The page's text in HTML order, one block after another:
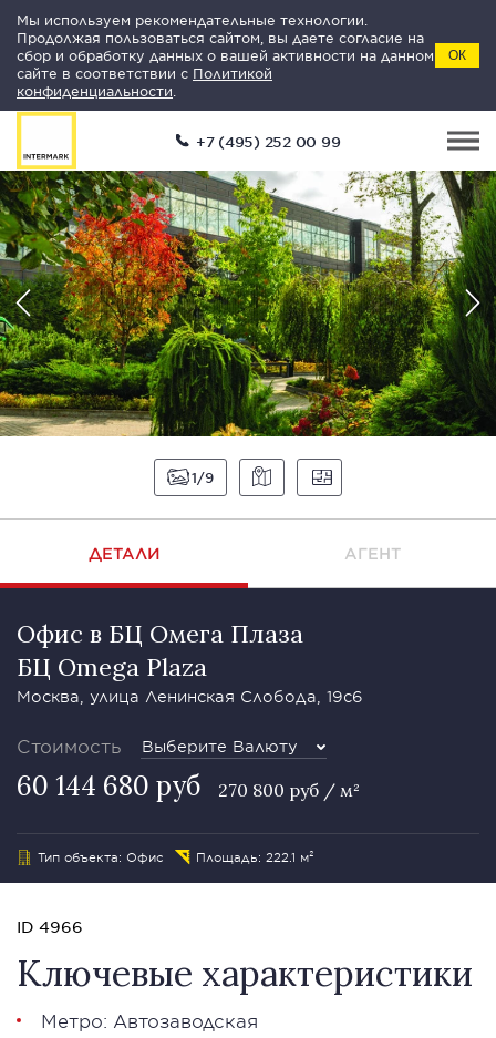
Мы используем рекомендательные технологии.
Продолжая пользоваться сайтом, вы даете согласие на
сбор и обработку данных о вашей активности на данном
сайте в соответствии с Политикой
конфиденциальности
ОК
+7 (495) 252 00 99
1 9
ДЕТАЛИ АГЕНТ
Офис в БЦ Омега Плаза
БЦ Omega Plaza
Москва, улица Ленинская Слобода, 19с6
Стоимость Выберите Валюту
60 144 680 руб 270 800 руб / м²
Тип объекта: Офис Площадь: 222.1 м²
ID 4966
Ключевые характеристики
Метро: Автозаводская